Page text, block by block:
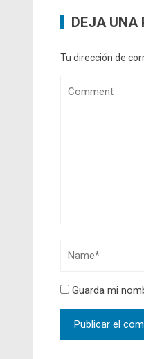
DEJA UNA
Tu dirección de
Guarda mi